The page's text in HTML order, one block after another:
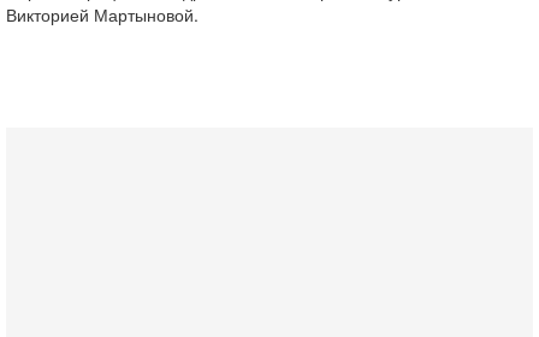
Викторией Мартыновой.